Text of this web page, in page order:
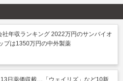
社年収ランキング 2022万円のサンバイオ
プは1350万円の中外製薬